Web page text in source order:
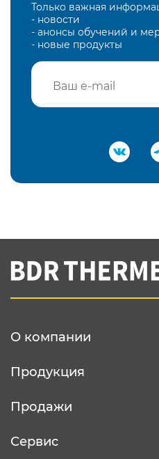
Только важная
- новости
- анонсы обучений и
- новые продукты
Подтвердить e-mail
Вы соглашаетесь с
конфеденциальности
О компании
Продукция
Продажи
Сервис